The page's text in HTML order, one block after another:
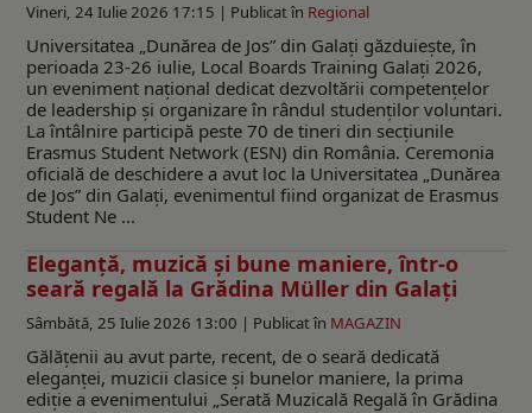
Vineri, 24 Iulie 2026 17:15 | Publicat în Regional
Universitatea „Dunărea de Jos” din Galați găzduiește, în
perioada 23-26 iulie, Local Boards Training Galați 2026,
un eveniment național dedicat dezvoltării competențelor
de leadership și organizare în rândul studenților voluntari.
La întâlnire participă peste 70 de tineri din secțiunile
Erasmus Student Network (ESN) din România. Ceremonia
oficială de deschidere a avut loc la Universitatea „Dunărea
de Jos” din Galați, evenimentul fiind organizat de Erasmus
Student Ne ...
Eleganță, muzică și bune maniere, într-o
seară regală la Grădina Müller din Galați
Sâmbătă, 25 Iulie 2026 13:00 | Publicat în MAGAZIN
Gălățenii au avut parte, recent, de o seară dedicată
eleganței, muzicii clasice și bunelor maniere, la prima
ediție a evenimentului „Serată Muzicală Regală în Grădina